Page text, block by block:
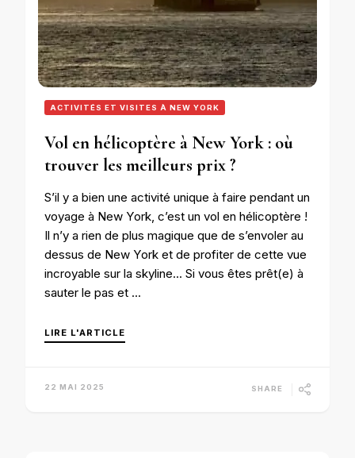
ACTIVITÉS ET VISITES À NEW YORK
Vol en hélicoptère à New York : où
trouver les meilleurs prix ?
S’il y a bien une activité unique à faire pendant un
voyage à New York, c’est un vol en hélicoptère !
Il n’y a rien de plus magique que de s’envoler au
dessus de New York et de profiter de cette vue
incroyable sur la skyline… Si vous êtes prêt(e) à
sauter le pas et …
LIRE L'ARTICLE
22 MAI 2025 SHARE